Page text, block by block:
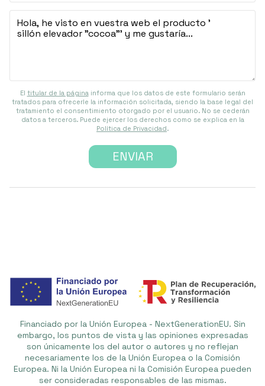
El titular de la página informa que los datos de este formulario serán
tratados para ofrecerle la información solicitada, siendo la base legal del
tratamiento el consentimiento otorgado por el usuario. No se cederán
datos a terceros. Puede ejercer los derechos como se explica en la
Política de Privacidad.
Financiado por la Unión Europea - NextGenerationEU. Sin
embargo, los puntos de vista y las opiniones expresadas
son únicamente los del autor o autores y no reflejan
necesariamente los de la Unión Europea o la Comisión
Europea. Ni la Unión Europea ni la Comisión Europea pueden
ser consideradas responsables de las mismas.